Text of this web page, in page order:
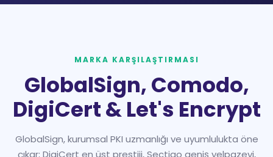
MARKA KARŞILAŞTIRMASI
GlobalSign, Comodo,
DigiCert & Let's Encrypt
GlobalSign, kurumsal PKI uzmanlığı ve uyumlulukta öne
çıkar; DigiCert en üst prestiji, Sectigo geniş yelpazeyi,